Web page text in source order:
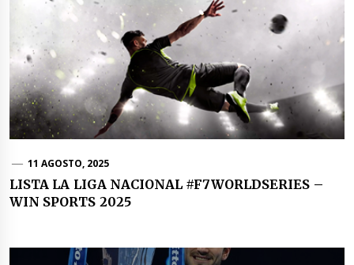
11 AGOSTO, 2025
LISTA LA LIGA NACIONAL #F7WORLDSERIES –
WIN SPORTS 2025
Navegación